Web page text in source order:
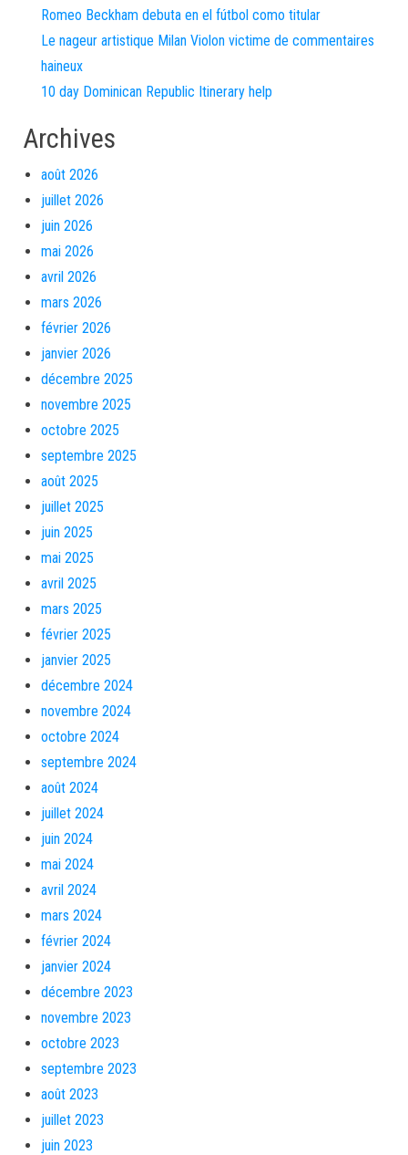
Romeo Beckham debuta en el fútbol como titular
Le nageur artistique Milan Violon victime de commentaires
haineux
10 day Dominican Republic Itinerary help
Archives
août 2026
juillet 2026
juin 2026
mai 2026
avril 2026
mars 2026
février 2026
janvier 2026
décembre 2025
novembre 2025
octobre 2025
septembre 2025
août 2025
juillet 2025
juin 2025
mai 2025
avril 2025
mars 2025
février 2025
janvier 2025
décembre 2024
novembre 2024
octobre 2024
septembre 2024
août 2024
juillet 2024
juin 2024
mai 2024
avril 2024
mars 2024
février 2024
janvier 2024
décembre 2023
novembre 2023
octobre 2023
septembre 2023
août 2023
juillet 2023
juin 2023